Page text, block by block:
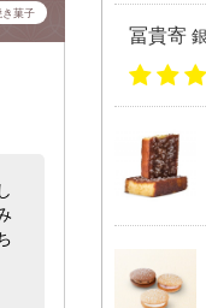
き菓子
冨貴寄